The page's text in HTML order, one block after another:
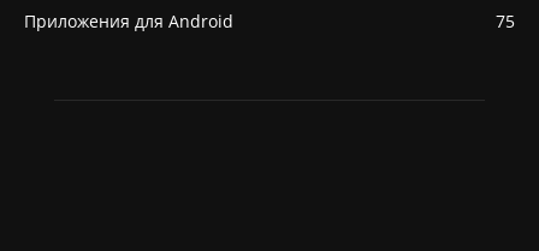
Приложения для Android
75